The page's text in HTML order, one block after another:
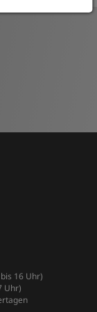
16 Uhr)
Uhr)